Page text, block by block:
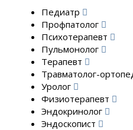
Педиатр
Профпатолог
Психотерапевт
Пульмонолог
Терапевт
Травматолог-
Уролог
Физиотерапевт
Эндокринолог
Эндоскопист